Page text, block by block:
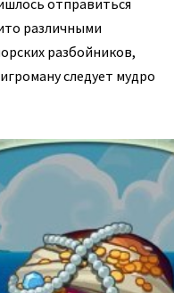
отправиться
различными
разбойников,
следует мудро